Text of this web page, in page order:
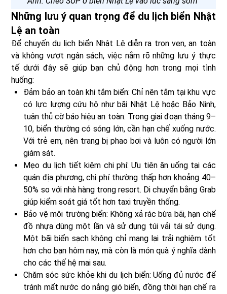
Những lưu ý quan trọng để du lịch biển Nhật
Lệ an toàn
Để chuyến du lịch biển Nhật Lệ diễn ra trọn vẹn, an toàn
và không vượt ngân sách, việc nắm rõ những lưu ý thực
tế dưới đây sẽ giúp bạn chủ động hơn trong mọi tình
huống:
Đảm bảo an toàn khi tắm biển: Chỉ nên tắm tại khu vực
có lực lượng cứu hộ như bãi Nhật Lệ hoặc Bảo Ninh,
tuân thủ cờ báo hiệu an toàn. Trong giai đoạn tháng 9–
10, biển thường có sóng lớn, cần hạn chế xuống nước.
Với trẻ em, nên trang bị phao bơi và luôn có người lớn
giám sát.
Mẹo du lịch tiết kiệm chi phí: Ưu tiên ăn uống tại các
quán địa phương, chi phí thường thấp hơn khoảng 40–
50% so với nhà hàng trong resort. Di chuyển bằng Grab
giúp kiểm soát giá tốt hơn taxi truyền thống.
Bảo vệ môi trường biển: Không xả rác bừa bãi, hạn chế
đồ nhựa dùng một lần và sử dụng túi vải tái sử dụng.
Một bãi biển sạch không chỉ mang lại trải nghiệm tốt
hơn cho bạn hôm nay, mà còn là món quà ý nghĩa dành
cho các thế hệ mai sau.
Chăm sóc sức khỏe khi du lịch biển: Uống đủ nước để
tránh mất nước do nắng gió biển, đồng thời hạn chế ra